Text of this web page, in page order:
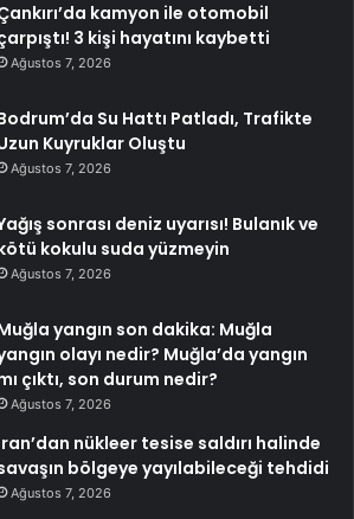
kamyon ile otomobil
3 kişi hayatını kaybetti
Ağustos 7, 2026
Su Hattı Patladı, Trafikte
Kuyruklar Oluştu
Ağustos 7, 2026
sonrası deniz uyarısı! Bulanık ve
kokulu suda yüzmeyin
Ağustos 7, 2026
yangın son dakika: Muğla
olayı nedir? Muğla’da yangın
çıktı, son durum nedir?
Ağustos 7, 2026
nükleer tesise saldırı halinde
bölgeye yayılabileceği tehdidi
Ağustos 7, 2026